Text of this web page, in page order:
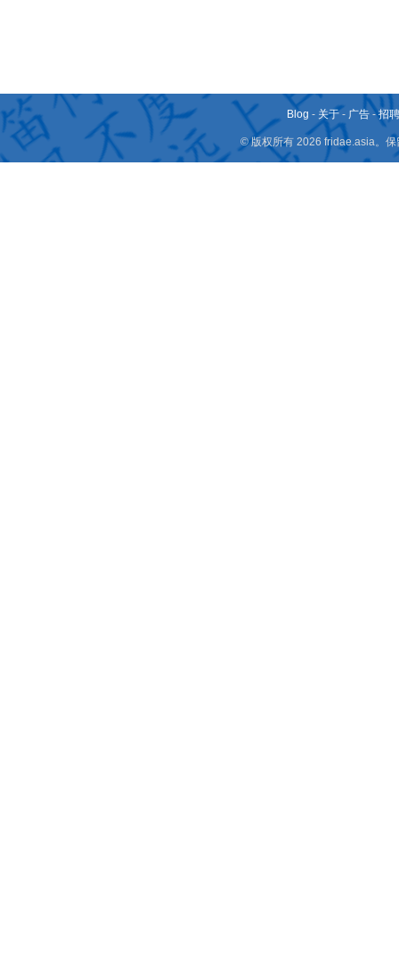
Blog - 关于 - 广告 -招
© 版权所有 2026 fridae.asia。